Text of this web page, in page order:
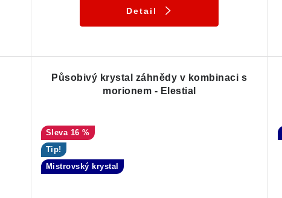
Detail
Působivý krystal záhnědy v kombinaci s
morionem - Elestial
16 %
Tip!
Mistrovský krystal